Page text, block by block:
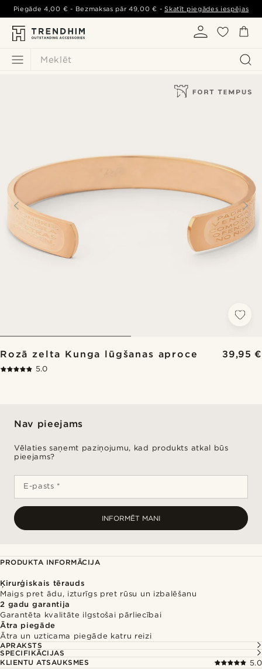
Meklēt
Piegāde4,00 € - Bezmaksas pār49,00 € -Skatīt piegādes iespējas
Rozā zelta Kunga lūgšanas aproce 39,95 €
5.0
Nav pieejams
Vēlaties saņemt paziņojumu, kad produkts atkal būs
pieejams?
E-pasts *
INFORMĒT MANI
PRODUKTA INFORMĀCIJA
Ķirurģiskais tērauds
Maigs pret ādu, izturīgs pret rūsu un izbalēšanu
2 gadu garantija
Garantēta kvalitāte ilgstošai pārliecībai
Ātra piegāde
Ātra un uzticama piegāde katru reizi
APRAKSTS
SPECIFIKĀCIJAS
KLIENTU ATSAUKSMES
5.0